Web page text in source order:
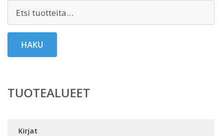
HAKU
TUOTEALUEET
Kirjat